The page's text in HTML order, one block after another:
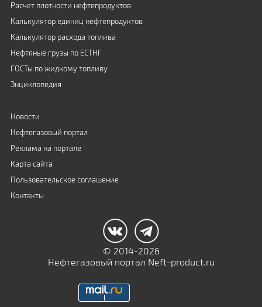
Расчет плотности нефтепродуктов
Калькулятор единиц нефтепродуктов
Калькулятор расхода топлива
Нефтяные грузы по ЕСТНГ
ГОСТы по жидкому топливу
Энциклопедия
Новости
Нефтегазовый портал
Реклама на портале
Карта сайта
Пользовательское соглашение
Контакты
© 2014-2026
Нефтегазовый портал Neft-product.ru